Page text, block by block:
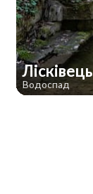
Лісківець
Водоспад